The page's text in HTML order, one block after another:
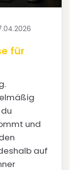
für
und
auf